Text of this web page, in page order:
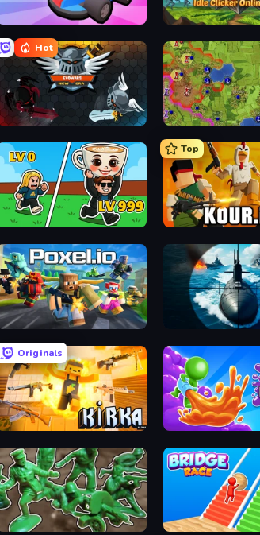
Smash Karts
Hot
EvoWars.io Hex Empire
Brainrot Arena Online
Top
Kour.io
Poxel.io Ships Battlefield 3D
Originals
Kirka.io Dye Hard
Soldiers - Capture and Control! Bridge Race